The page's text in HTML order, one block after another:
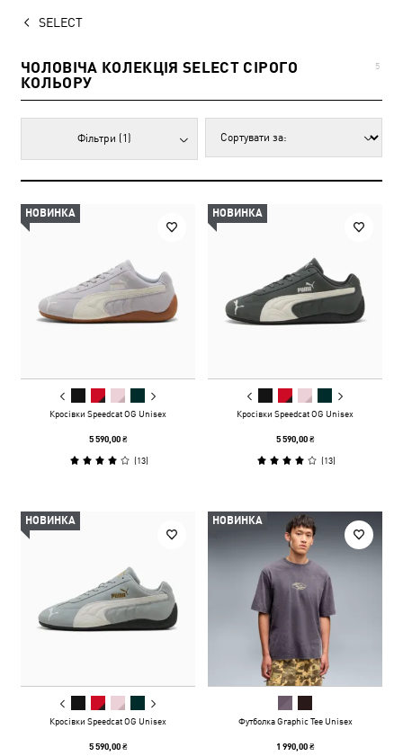
SELECT
ЧОЛОВІЧА КОЛЕКЦІЯ SELECT СІРОГО
КОЛЬОРУ
5
Фільтри (1)
НОВИНКА
Кросівки Speedcat OG Unisex
5 590,00 ₴
(13)
НОВИНКА
Кросівки Speedcat OG Unisex
5 590,00 ₴
(13)
НОВИНКА
Кросівки Speedcat OG Unisex
5 590,00 ₴
НОВИНКА
Футболка Graphic Tee Unisex
1 990,00 ₴